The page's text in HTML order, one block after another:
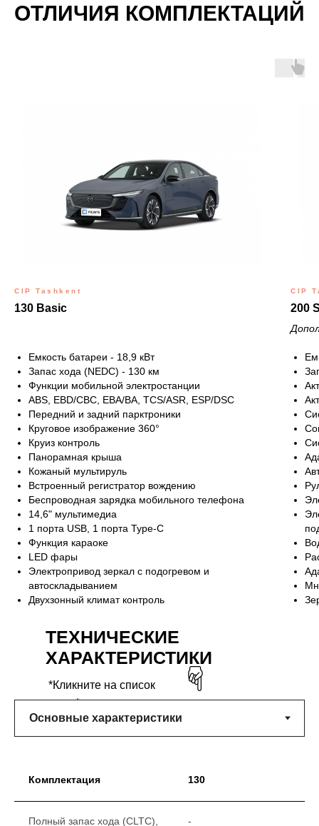
ФОТО САЛОНА MAZDA EZ-6
ОТЛИЧИЯ КОМПЛЕКТАЦИЙ
CIP Tashkent
130 Basic
Емкость батареи - 18,9 кВт
Запас хода (NEDC) - 130 км
Функции мобильной электростанции
ABS, EBD/CBC, EBA/BA, TCS/ASR, ESP/DSC
Передний и задний парктроники
Круговое изображение 360°
Круиз контроль
Панорамная крыша
Кожаный мультируль
Встроенный регистратор вождению
Беспроводная зарядка мобильного телефона
14,6" мультимедиа
1 порта USB, 1 порта Type-C
Функция караоке
LED фары
Электропривод зеркал с подогревом и
автоскладыванием
Двухзонный климат контроль
CIP
200
ТЕХНИЧЕСКИЕ
ХАРАКТЕРИСТИКИ
*Кликните на список
ниже*
Комплектация 130
Полный запас хода (CLTC),
-